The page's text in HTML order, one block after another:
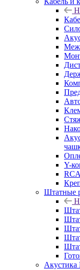
Y-
Штатные
Акустика